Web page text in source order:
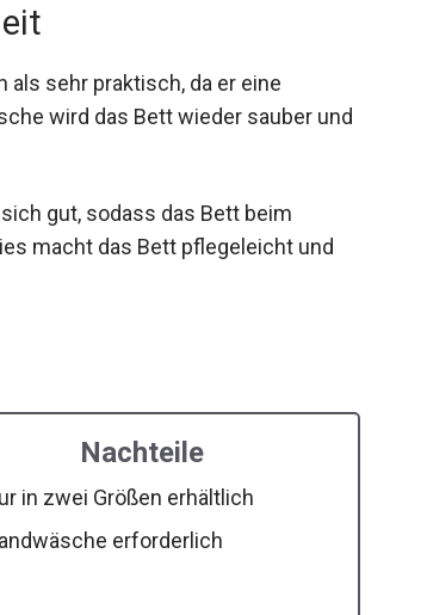
sehr praktisch, da er eine
wird das Bett wieder sauber und
gut, sodass das Bett beim
macht das Bett pflegeleicht und
Nachteile
in zwei Größen erhältlich
erforderlich